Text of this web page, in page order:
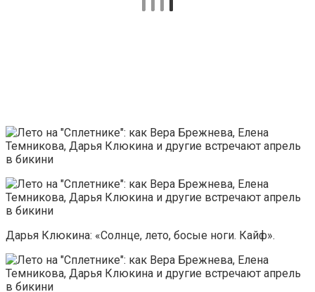
Дарья Клюкина: «Солнце, лето, босые ноги. Кайф».